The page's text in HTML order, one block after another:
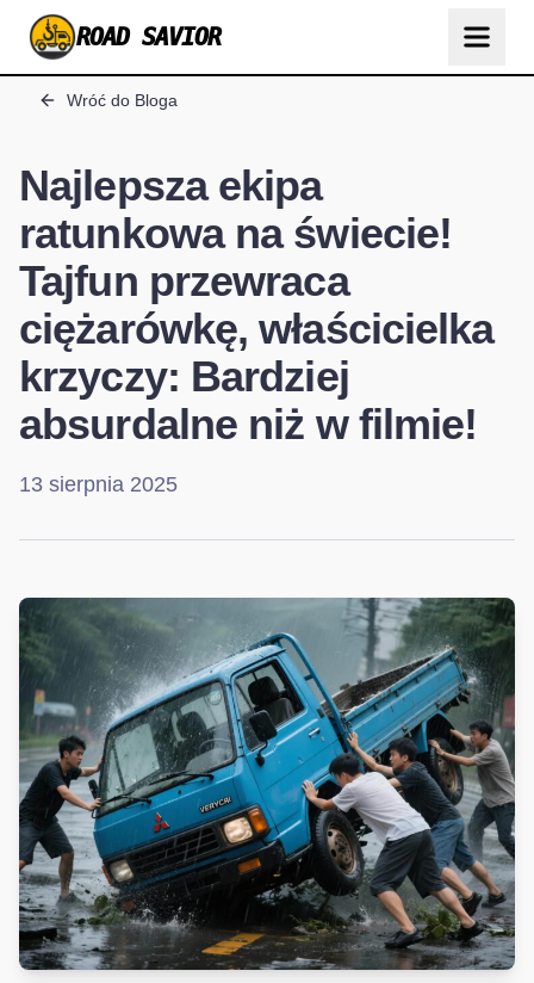
ROAD SAVIOR
Wróć do Bloga
Najlepsza ekipa
ratunkowa na świecie!
Tajfun przewraca
ciężarówkę, właścicielka
krzyczy: Bardziej
absurdalne niż w filmie!
13 sierpnia 2025